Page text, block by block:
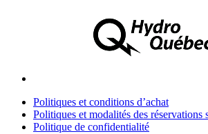
Politiques et conditions d’achat
Politiques et modalités des réservations
Politique de confidentialité